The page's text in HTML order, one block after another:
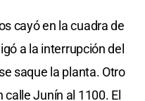
cayó en la cuadra de
a la interrupción del
saque la planta. Otro
Junín al 1100. El